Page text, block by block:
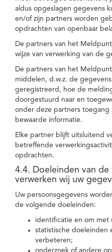
aldus opgeslagen gegevens
en/of zijn partners worden
opdrachten van openbaar
De partners van het
wijze van verwerking van de
De partners van het
middelen, d.w.z. de
geregistreerd, hoe de
doorgestuurd naar en
onder deze partners
bewaarde informatie.
Elke partner blijft uitsluitend
betreffende
opdrachten.
4.4. Doeleinden van de
verwerken wij uw
Uw persoonsgegevens
de volgende doeleinden:
identificatie en om met
statistische doeleinden
verbeteren;
onderzoek of andere